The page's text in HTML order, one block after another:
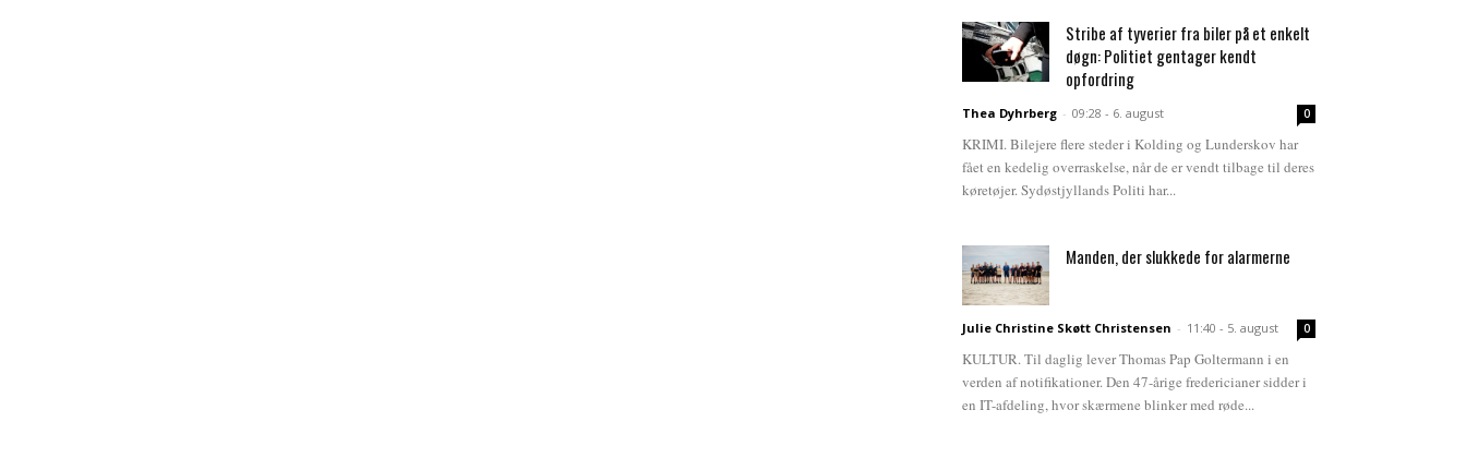
Stribe af tyverier fra biler på et enkelt
døgn: Politiet gentager kendt
opfordring
Thea Dyhrberg - 09:28 - 6. august 0
KRIMI. Bilejere flere steder i Kolding og Lunderskov har
fået en kedelig overraskelse, når de er vendt tilbage til deres
køretøjer. Sydøstjyllands Politi har...
Manden, der slukkede for alarmerne
Julie Christine Skøtt Christensen - 11:40 - 5. august 0
KULTUR. Til daglig lever Thomas Pap Goltermann i en
verden af notifikationer. Den 47-årige fredericianer sidder i
en IT-afdeling, hvor skærmene blinker med røde...